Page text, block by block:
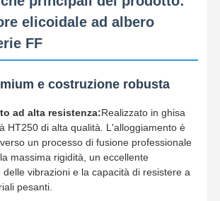
elicoidale ad albero
FF
e costruzione robusta
ad alta resistenza:Realizzato in ghisa
HT250 di alta qualità. L'alloggiamento è
un processo di fusione professionale
massima rigidità, un eccellente
vibrazioni e la capacità di resistere a
pesanti.